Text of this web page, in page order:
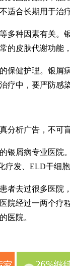
适合长期用于治
多种因素有关
的皮肤代谢功能
保健护理。银
疗中，要严防感
分析广告，不可
银屑病专业医
发、ELD干细
者去过很多医
院经过一两个
医院。